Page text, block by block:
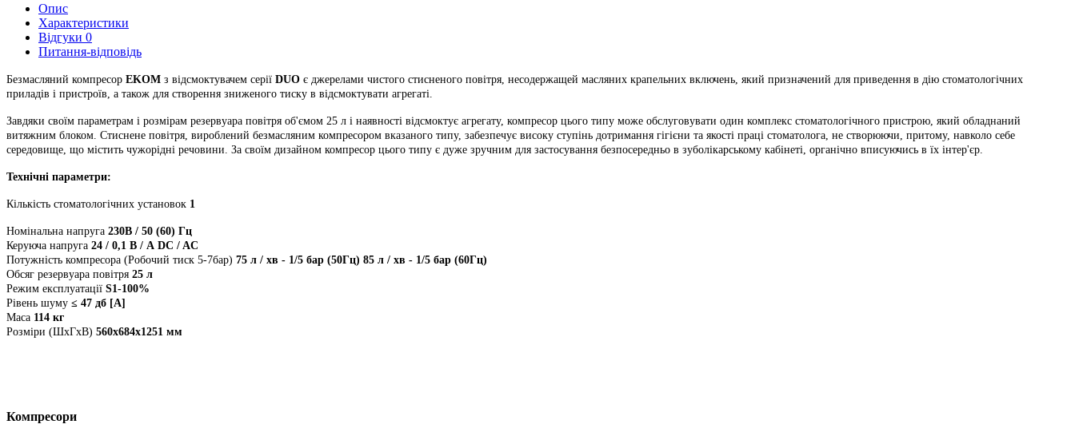
Опис
Характеристики
Відгуки 0
Питання-відповідь
Безмасляний компресор EKOM з відсмоктувачем серії DUO є джерелами чистого стисненого повітря, несодержащей масляних крапельних включень, який призначений для приведення в дію стоматологічних
приладів і пристроїв, а також для створення зниженого тиску в відсмоктувати агрегаті.
Завдяки своїм параметрам і розмірам резервуара повітря об'ємом 25 л і наявності відсмоктує агрегату, компресор цього типу може обслуговувати один комплекс стоматологічного пристрою, який обладнаний
витяжним блоком. Стиснене повітря, вироблений безмасляним компресором вказаного типу, забезпечує високу ступінь дотримання гігієни та якості праці стоматолога, не створюючи, притому, навколо себе
середовище, що містить чужорідні речовини. За своїм дизайном компресор цього типу є дуже зручним для застосування безпосередньо в зуболікарському кабінеті, органічно вписуючись в їх інтер'єр.
Технічні параметри:
Кількість стоматологічних установок 1
Номінальна напруга 230В / 50 (60) Гц
Керуюча напруга 24 / 0,1 В / А DC / AC
Потужність компресора (Робочий тиск 5-7бар) 75 л / хв - 1/5 бар (50Гц) 85 л / хв - 1/5 бар (60Гц)
Обсяг резервуара повітря 25 л
Режим експлуатації S1-100%
Рівень шуму ≤ 47 дб [A]
Маса 114 кг
Розміри (ШхГхВ) 560x684x1251 мм
Компресори